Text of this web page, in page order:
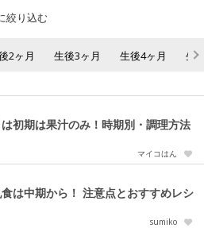
絞り込む
2ヶ月 生後3ヶ月 生後4ヶ月 生
初期は果汁のみ！時期別・調理方法
マイコはん
は中期から！ 注意点とおすすめレシ
sumiko